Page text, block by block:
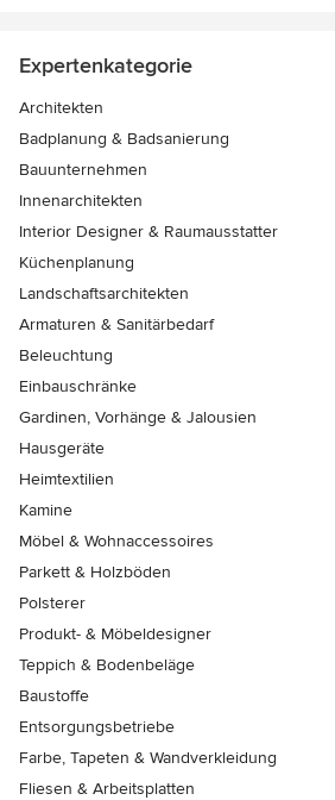
Expertenkategorie
Architekten
Badplanung & Badsanierung
Bauunternehmen
Innenarchitekten
Interior Designer & Raumausstatter
Küchenplanung
Landschaftsarchitekten
Armaturen & Sanitärbedarf
Beleuchtung
Einbauschränke
Gardinen, Vorhänge & Jalousien
Hausgeräte
Heimtextilien
Kamine
Möbel & Wohnaccessoires
Parkett & Holzböden
Polsterer
Produkt- & Möbeldesigner
Teppich & Bodenbeläge
Baustoffe
Entsorgungsbetriebe
Farbe, Tapeten & Wandverkleidung
Fliesen & Arbeitsplatten